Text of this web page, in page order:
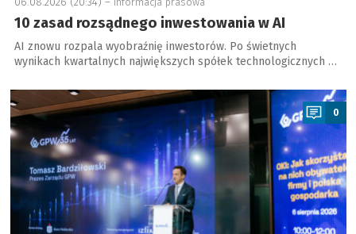
10 zasad rozsądnego inwestowania w AI
AI znowu rozpala wyobraźnię inwestorów. Po świetnych
wynikach kwartalnych największych spółek technologicznych …
a
0